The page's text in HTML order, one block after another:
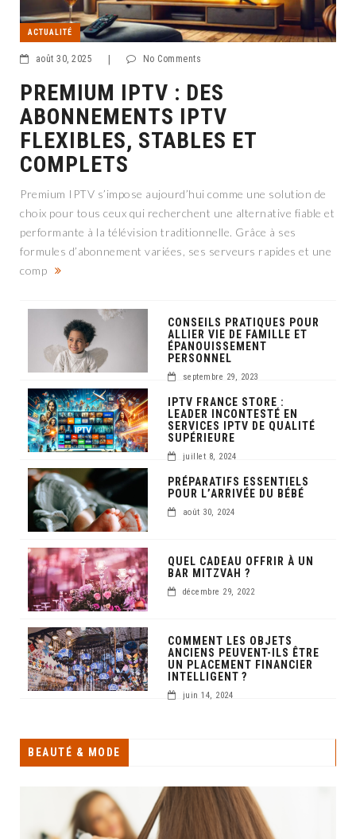
ACTUALITÉ
août 30, 2025 | No Comments
PREMIUM IPTV : DES
ABONNEMENTS IPTV
FLEXIBLES, STABLES ET
COMPLETS
Premium IPTV s’impose aujourd’hui comme une solution de
choix pour tous ceux qui recherchent une alternative fiable et
performante à la télévision traditionnelle. Grâce à ses
formules d’abonnement variées, ses serveurs rapides et une
comp
CONSEILS PRATIQUES POUR
ALLIER VIE DE FAMILLE ET
ÉPANOUISSEMENT
PERSONNEL
septembre 29, 2023
IPTV FRANCE STORE :
LEADER INCONTESTÉ EN
SERVICES IPTV DE QUALITÉ
SUPÉRIEURE
juillet 8, 2024
PRÉPARATIFS ESSENTIELS
POUR L’ARRIVÉE DU BÉBÉ
août 30, 2024
QUEL CADEAU OFFRIR À UN
BAR MITZVAH ?
décembre 29, 2022
COMMENT LES OBJETS
ANCIENS PEUVENT-ILS ÊTRE
UN PLACEMENT FINANCIER
INTELLIGENT ?
juin 14, 2024
BEAUTÉ & MODE